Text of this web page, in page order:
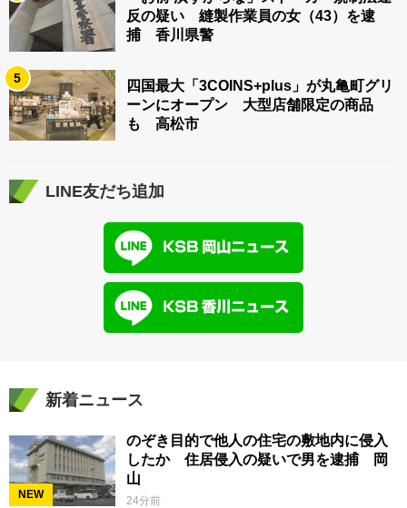
反の疑い 縫製作業員の女（43）を逮
捕 香川県警
5
四国最大「3COINS+plus」が丸亀町グリ
ーンにオープン 大型店舗限定の商品
も 高松市
LINE友だち追加
新着ニュース
NEW
のぞき目的で他人の住宅の敷地内に侵入
したか 住居侵入の疑いで男を逮捕 岡
山
24分前